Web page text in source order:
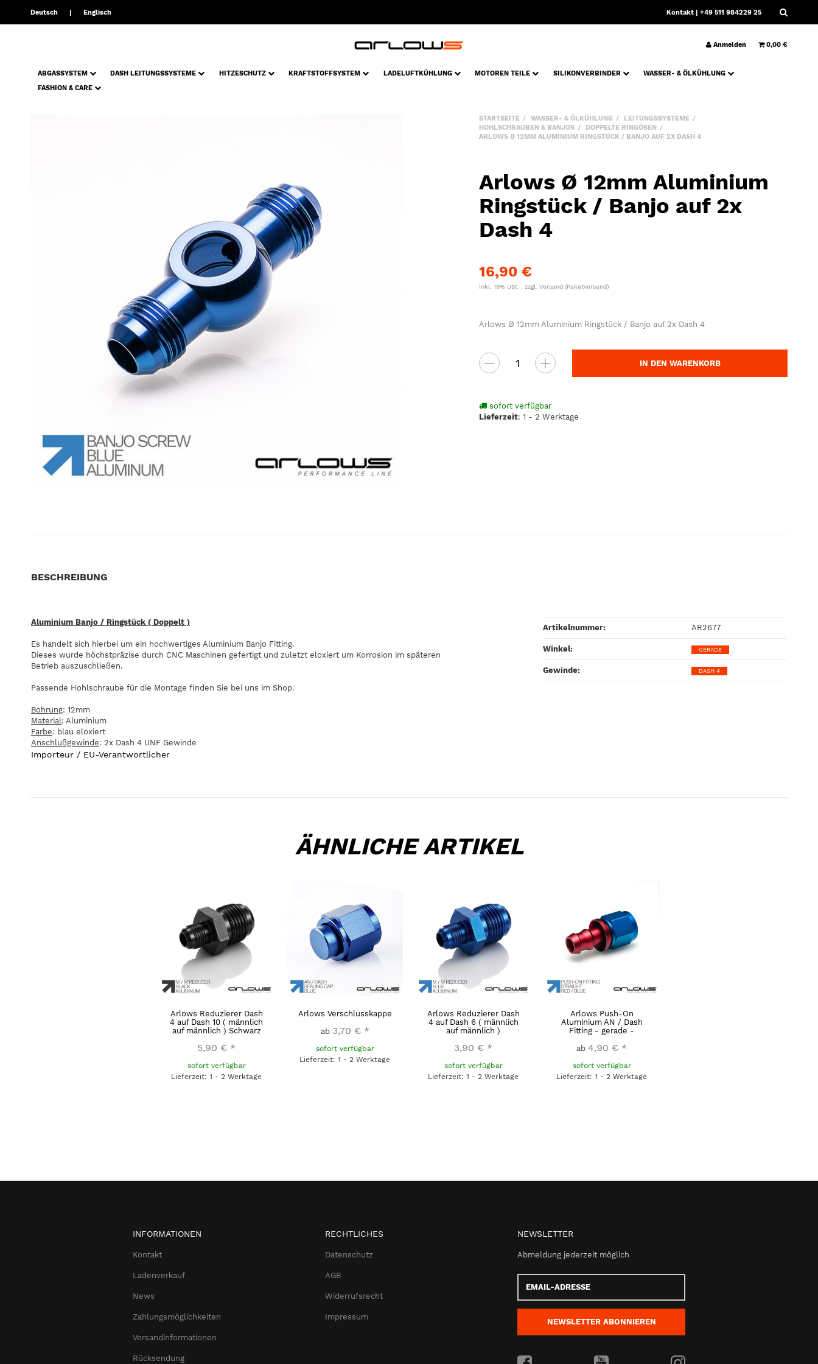
Deutsch Englisch Kontakt | +49 511 984229 25
Anmelden 0,00 €
ABGASSYSTEM DASH LEITUNGSSYSTEME HITZESCHUTZ KRAFTSTOFFSYSTEM LADELUFTKÜHLUNG MOTOREN TEILE SILIKONVERBINDER
WASSER- & ÖLKÜHLUNG
FASHION & CARE
STARTSEITE WASSER- & ÖLKÜHLUNG
LEITUNGSSYSTEME
HOHLSCHRAUBEN & BANJOS
DOPPELTE RINGÖSEN
ARLOWS Ø 12MM ALUMINIUM RINGSTÜCK / BANJO AUF 2X DASH 4
Arlows Ø 12mm Aluminium
Ringstück / Banjo auf 2x
Dash 4
16,90 €
inkl. 19% USt. , zzgl.Versand(Paketversand)
Arlows Ø 12mm Aluminium Ringstück / Banjo auf 2x Dash 4
IN DEN WARENKORB
sofort verfügbar
Lieferzeit:1 - 2 Werktage
BESCHREIBUNG
Aluminium Banjo / Ringstück ( Doppelt )
Es handelt sich hierbei um ein hochwertiges Aluminium Banjo Fitting.
Dieses wurde höchstpräzise durch CNC Maschinen gefertigt und zuletzt eloxiert um Korrosion im späteren
Betrieb auszuschließen.
Passende Hohlschraube für die Montage finden Sie bei uns im Shop.
Bohrung: 12mm
Material: Aluminium
Farbe: blau eloxiert
Anschlußgewinde: 2x Dash 4 UNF Gewinde
Artikelnummer: AR2677
Winkel‍: GERADE
Gewinde‍: DASH 4
Importeur / EU-Verantwortlicher
ÄHNLICHE ARTIKEL
Arlows Reduzierer Dash
4 auf Dash 10 ( männlich
auf männlich ) Schwarz
5,90 € *
sofort verfügbar
Lieferzeit: 1 - 2 Werktage
Arlows Verschlusskappe
ab 3,70 € *
sofort verfügbar
Lieferzeit: 1 - 2 Werktage
Arlows Reduzierer Dash
4 auf Dash 6 ( männlich
auf männlich )
3,90 € *
sofort verfügbar
Lieferzeit: 1 - 2 Werktage
Arlows Push-On
Aluminium AN / Dash
Fitting - gerade -
ab 4,90 € *
sofort verfügbar
Lieferzeit: 1 - 2 Werktage
INFORMATIONEN
Kontakt
Ladenverkauf
News
Zahlungsmöglichkeiten
Versandinformationen
Rücksendung
RECHTLICHES
Datenschutz
AGB
Widerrufsrecht
Impressum
NEWSLETTER
Abmeldung jederzeit möglich
Email-
Adresse
NEWSLETTER ABONNIEREN